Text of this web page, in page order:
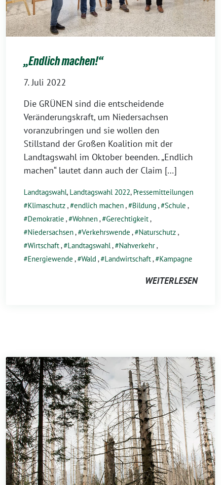
„Endlich machen!“
7. Juli 2022
Die GRÜNEN sind die entscheidende
Veränderungskraft, um Niedersachsen
voranzubringen und sie wollen den
Stillstand der Großen Koalition mit der
Landtagswahl im Oktober beenden. „Endlich
machen“ lautet dann auch der Claim […]
Landtagswahl, Landtagswahl 2022, Pressemitteilungen
Klimaschutz , endlich machen, Bildung , Schule ,
Demokratie , Wohnen, Gerechtigkeit,
Niedersachsen, Verkehrswende , Naturschutz ,
Wirtschaft, Landtagswahl, Nahverkehr,
Energiewende , Wald , Landwirtschaft, Kampagne
WEITERLESEN